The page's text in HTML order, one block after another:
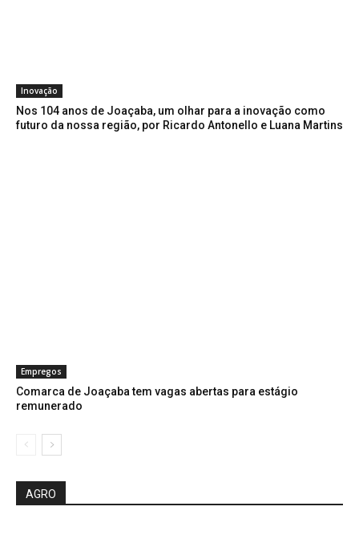
Inovação
Nos 104 anos de Joaçaba, um olhar para a inovação como
futuro da nossa região, por Ricardo Antonello e Luana Martins
Empregos
Comarca de Joaçaba tem vagas abertas para estágio
remunerado
AGRO